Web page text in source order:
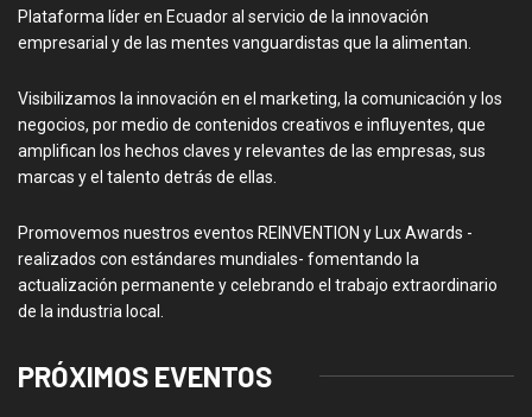
Plataforma líder en Ecuador al servicio de la innovación
empresarial y de las mentes vanguardistas que la alimentan.
Visibilizamos la innovación en el marketing, la comunicación y los
negocios, por medio de contenidos creativos e influyentes, que
amplifican los hechos claves y relevantes de las empresas, sus
marcas y el talento detrás de ellas.
Promovemos nuestros eventos REINVENTION y Lux Awards -
realizados con estándares mundiales- fomentando la
actualización permanente y celebrando el trabajo extraordinario
de la industria local.
PRÓXIMOS EVENTOS